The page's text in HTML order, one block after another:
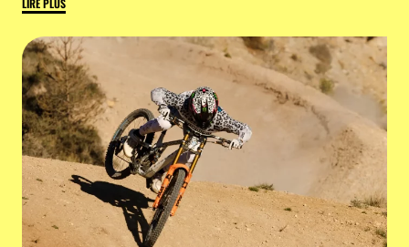
LIRE PLUS